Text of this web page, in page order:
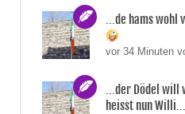
...de hams wohl
vor 34 Minuten
...der Dödel will
heisst nun Willi...